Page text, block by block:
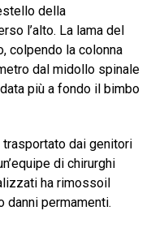
della
l’alto. La lama del
colpendo la colonna
dal midollo spinale
più a fondo il bimbo
dai genitori
di chirurghi
ha rimossoil
danni permamenti.